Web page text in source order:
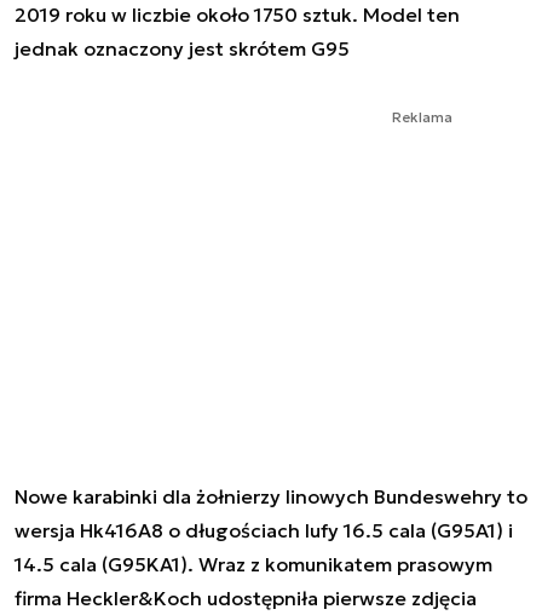
2019 roku w liczbie około 1750 sztuk. Model ten
jednak oznaczony jest skrótem G95
Reklama
Nowe karabinki dla żołnierzy linowych Bundeswehry to
wersja Hk416A8 o długościach lufy 16.5 cala (G95A1) i
14.5 cala (G95KA1). Wraz z komunikatem prasowym
firma Heckler&Koch udostępniła pierwsze zdjęcia